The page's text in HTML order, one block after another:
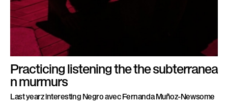
Practicing listening the the subterranea
n murmurs
Last yearz interesting Negro avec Fernanda Muñoz-Newsome